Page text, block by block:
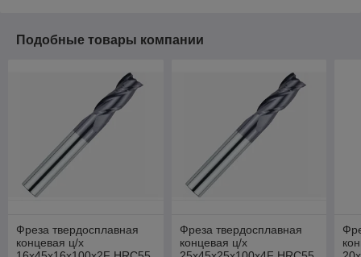
Подобные товары компании
Фреза твердосплавная
концевая ц/х
Фреза твердосплавная
концевая ц/х